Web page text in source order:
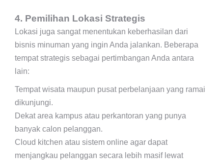
4. Pemilihan Lokasi Strategis
Lokasi juga sangat menentukan keberhasilan dari
bisnis minuman yang ingin Anda jalankan. Beberapa
tempat strategis sebagai pertimbangan Anda antara
lain:
Tempat wisata maupun pusat perbelanjaan yang ramai
dikunjungi.
Dekat area kampus atau perkantoran yang punya
banyak calon pelanggan.
Cloud kitchen atau sistem online agar dapat
menjangkau pelanggan secara lebih masif lewat